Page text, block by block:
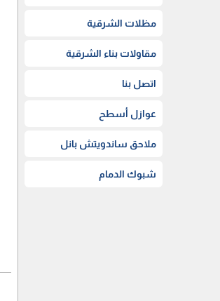
مظلات الشرقية
مقاولات بناء الشرقية
اتصل بنا
عوازل أسطح
ملاحق ساندويتش بانل
شبوك الدمام